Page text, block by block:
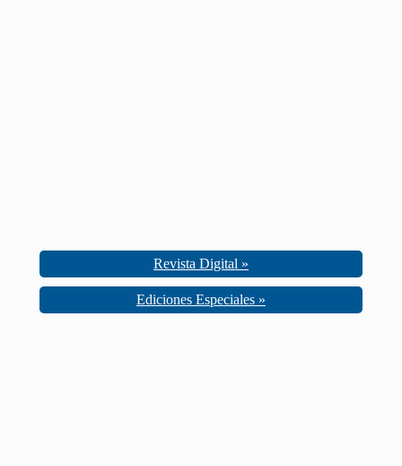
Revista Digital »
Ediciones Especiales »